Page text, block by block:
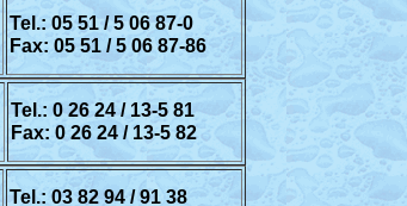
Tel.: 05 51 / 5 06 87-0
Fax: 05 51 / 5 06 87-86
Tel.: 0 26 24 / 13-5 81
Fax: 0 26 24 / 13-5 82
Tel.: 03 82 94 / 91 38